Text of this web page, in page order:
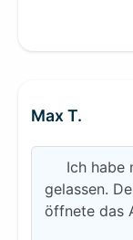
Max T.
Ich habe
gelassen.
öffnete das